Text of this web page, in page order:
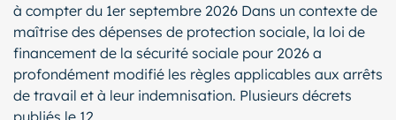
à compter du 1er septembre 2026 Dans un contexte de
maîtrise des dépenses de protection sociale, la loi de
financement de la sécurité sociale pour 2026 a
profondément modifié les règles applicables aux arrêts
de travail et à leur indemnisation. Plusieurs décrets
publiés le 12...